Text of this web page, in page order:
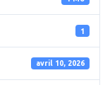
1
avril 10, 2026